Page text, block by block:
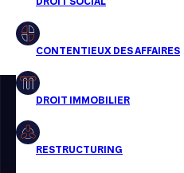
Droit immobilier
Restructuring
Aucun résultats pour cette recherche